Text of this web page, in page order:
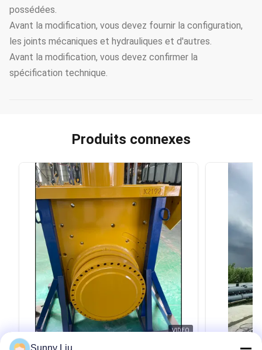
possédées.
Avant la modification, vous devez fournir la configuration,
les joints mécaniques et hydrauliques et d'autres.
Avant la modification, vous devez confirmer la
spécification technique.
Produits connexes
VIDEO
Sunny Liu